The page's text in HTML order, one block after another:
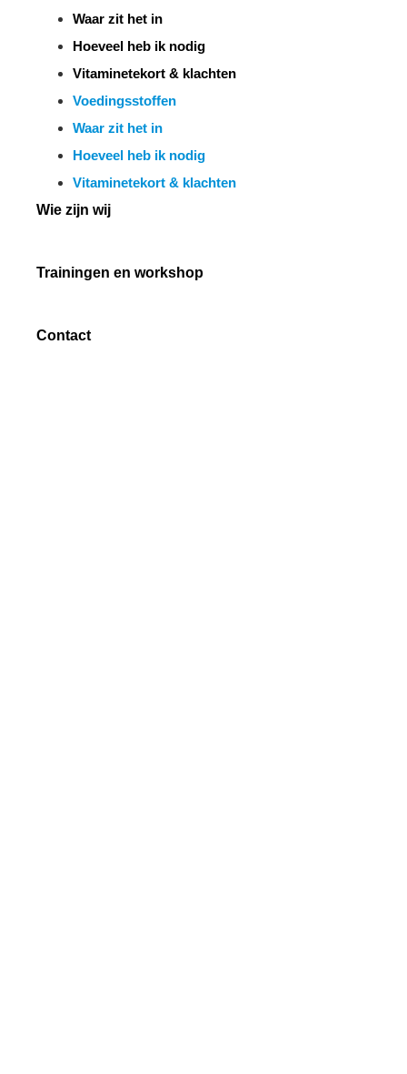
Waar zit het in
Hoeveel heb ik nodig
Vitaminetekort & klachten
Voedingsstoffen
Waar zit het in
Hoeveel heb ik nodig
Vitaminetekort & klachten
Wie zijn wij
Trainingen en workshop
Contact